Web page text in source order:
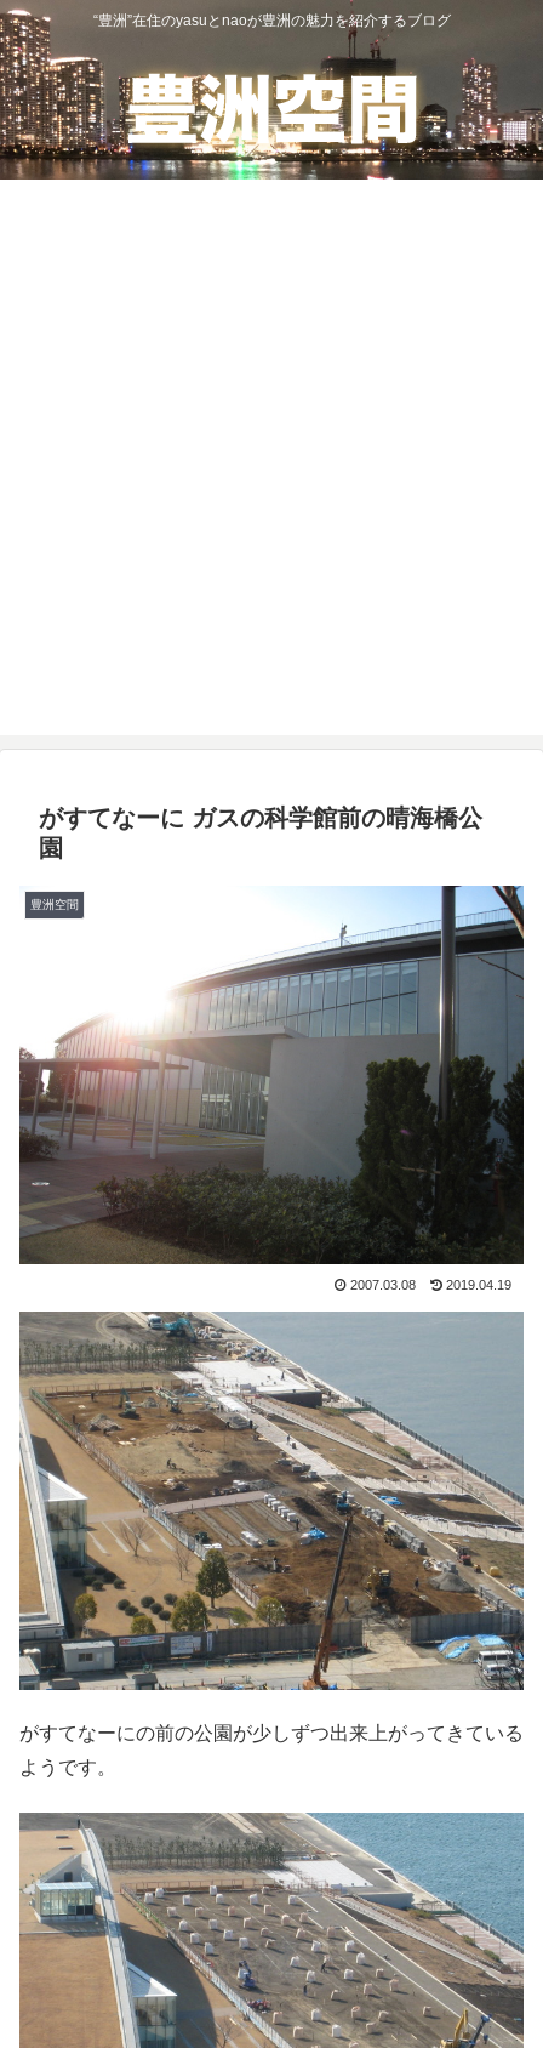
“豊洲”在住のyasuとnaoが豊洲の魅力を紹介するブログ
がすてなーに ガスの科学館前の晴海橋公
園
豊洲空間
2007.03.08 2019.04.19
がすてなーにの前の公園が少しずつ出来上がってきている
ようです。